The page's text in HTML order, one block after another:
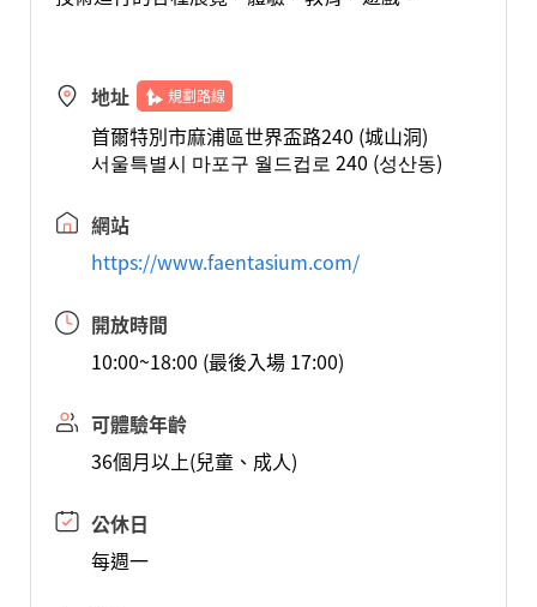
地址 規劃路線
首爾特別市麻浦區世界盃路240 (城山洞)
서울특별시 마포구 월드컵로 240 (성산동)
網站
https://www.faentasium.com/
開放時間
10:00~18:00 (最後入場 17:00)
可體驗年齡
36個月以上(兒童、成人)
公休日
每週一